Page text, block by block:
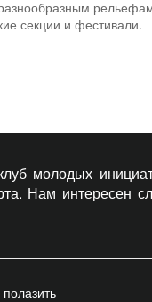
секции и фестивали.
молодых
Нам интересен
полазить